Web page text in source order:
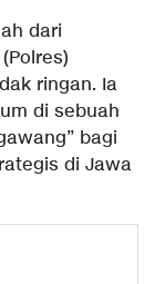
dari
ringan. Ia
di sebuah
bagi
di Jawa